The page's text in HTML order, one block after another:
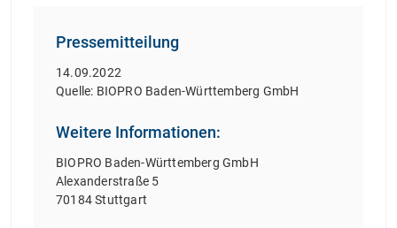
Pressemitteilung
14.09.2022
Quelle: BIOPRO Baden-Württemberg GmbH
Weitere Informationen:
BIOPRO Baden-Württemberg GmbH
Alexanderstraße 5
70184 Stuttgart